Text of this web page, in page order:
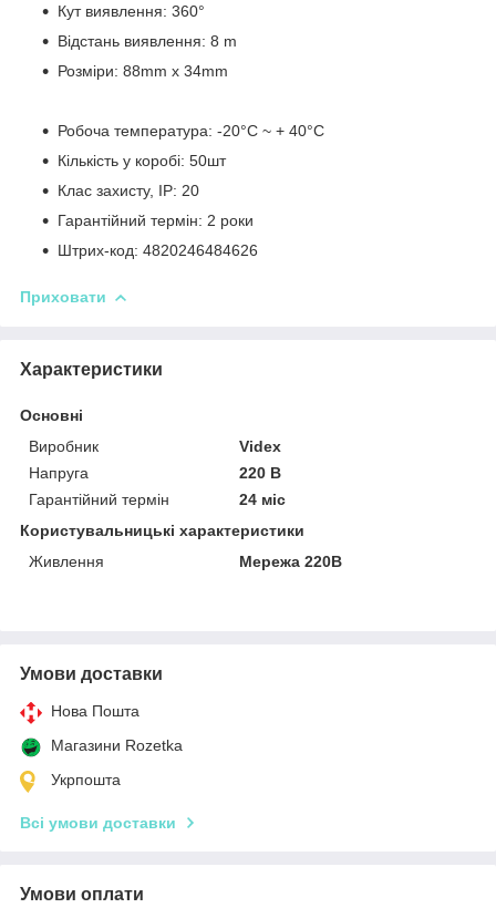
Кут виявлення: 360°
Відстань виявлення: 8 m
Розміри: 88mm x 34mm
Робоча температура: -20°C ~ + 40°С
Кількість у коробі: 50шт
Клас захисту, IP: 20
Гарантійний термін: 2 роки
Штрих-код: 4820246484626
Приховати
Характеристики
Основні
Виробник
Videx
Напруга
220 В
Гарантійний термін
24 міс
Користувальницькі характеристики
Живлення
Мережа 220В
Умови доставки
Нова Пошта
Магазини Rozetka
Укрпошта
Всі умови доставки
Умови оплати